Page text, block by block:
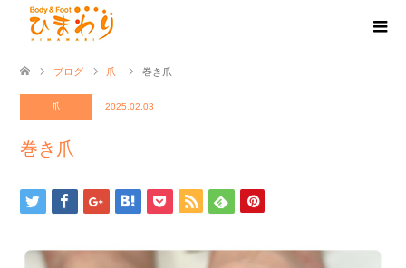
ブログ 爪 巻き爪
爪 2025.02.03
巻き爪